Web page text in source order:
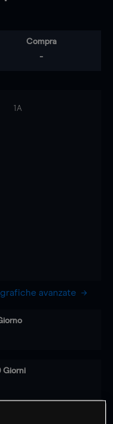
Compra
-
1A
avanzate
Giorni